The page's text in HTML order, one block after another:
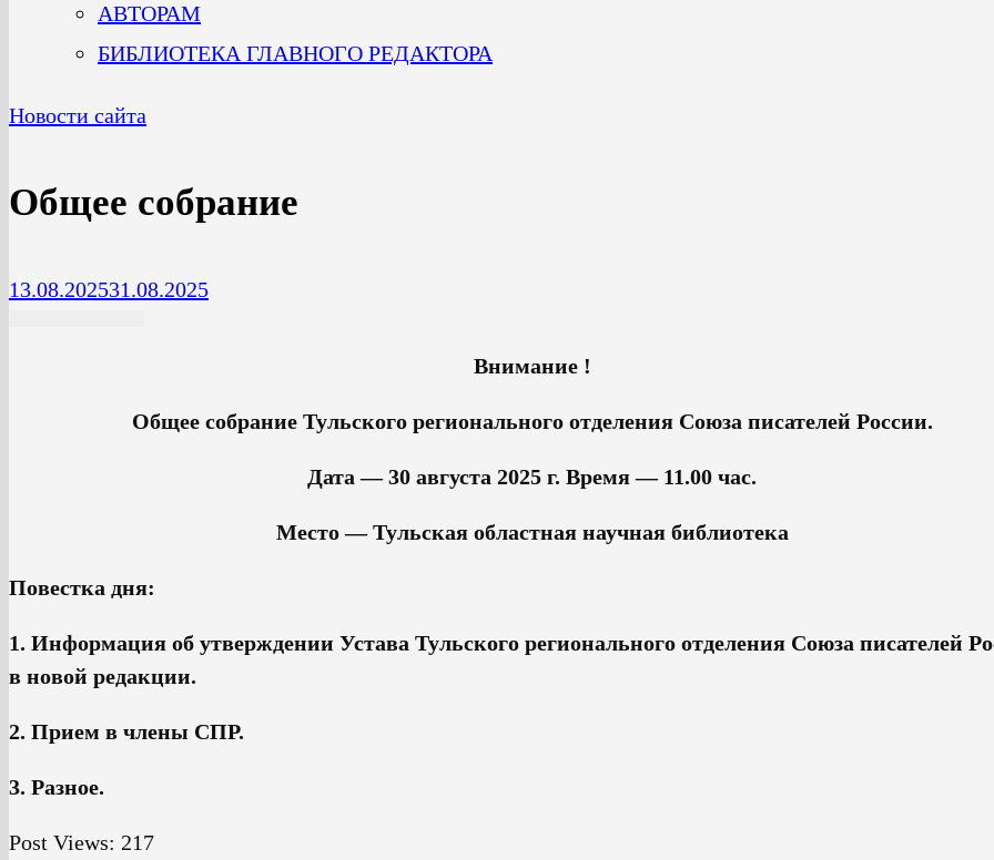
АВТОРАМ
БИБЛИОТЕКА ГЛАВНОГО РЕДАКТОРА
Новости сайта
Общее собрание
13.08.202531.08.2025
Внимание !
Общее собрание Тульского регионального отделения Союза писателей России.
Дата — 30 августа 2025 г. Время — 11.00 час.
Место — Тульская областная научная библиотека
Повестка дня:
1. Информация об утверждении Устава Тульского регионального отделения Союза писателей
в новой редакции.
2. Прием в члены СПР.
3. Разное.
Post Views: 217